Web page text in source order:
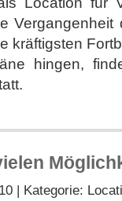
Vergangenheit
kräftigsten
hingen,
| Kategorie: